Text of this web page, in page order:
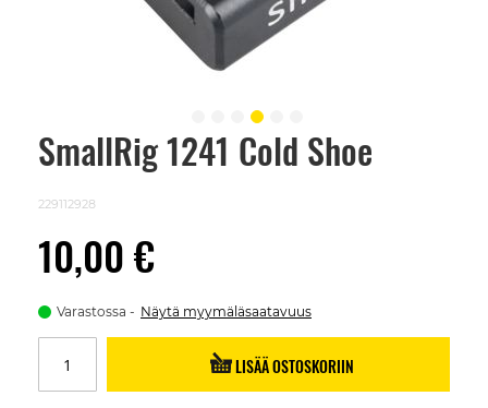
SmallRig 1241 Cold Shoe
229112928
10,00 €
Varastossa Näytä myymäläsaatavuus
LISÄÄ OSTOSKORIIN
Skip
images
gallery